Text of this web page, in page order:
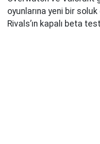
oyunlarına yeni bir
Rivals’ın kapalı beta